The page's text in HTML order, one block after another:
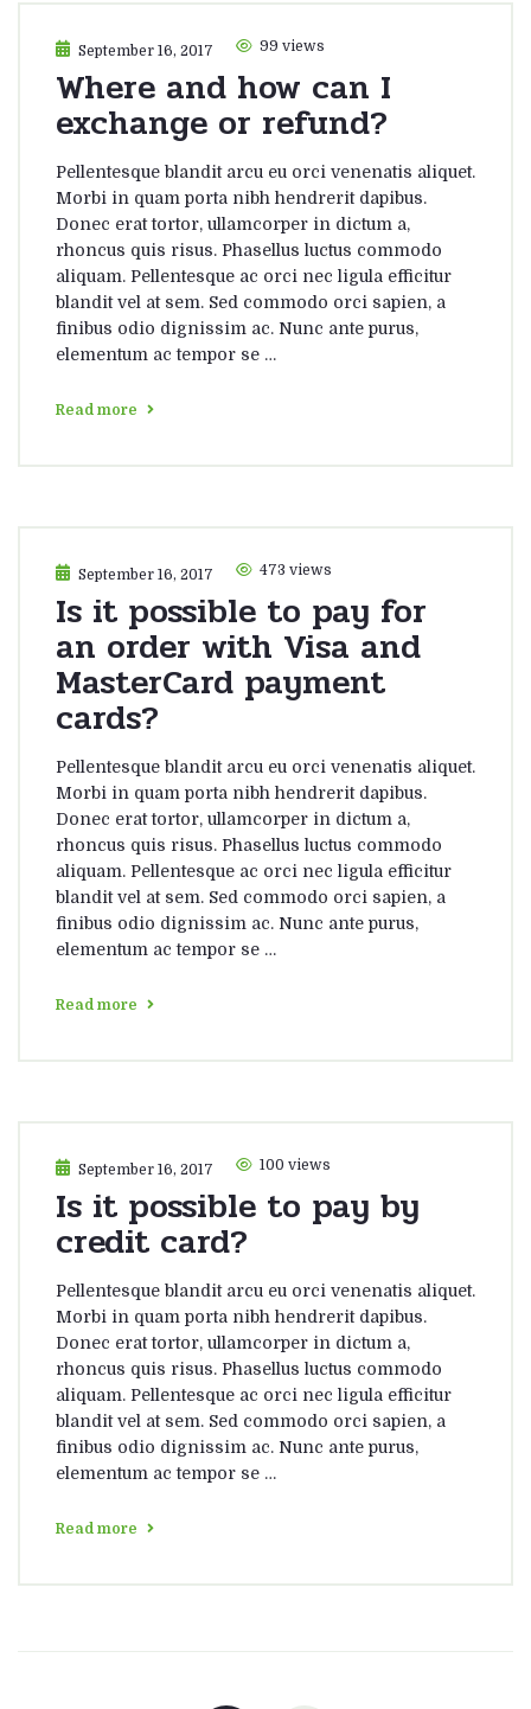
September 16, 2017 99 views
Where and how can I
exchange or refund?
Pellentesque blandit arcu eu orci venenatis aliquet.
Morbi in quam porta nibh hendrerit dapibus.
Donec erat tortor, ullamcorper in dictum a,
rhoncus quis risus. Phasellus luctus commodo
aliquam. Pellentesque ac orci nec ligula efficitur
blandit vel at sem. Sed commodo orci sapien, a
finibus odio dignissim ac. Nunc ante purus,
elementum ac tempor se …
Read more
September 16, 2017 473 views
Is it possible to pay for
an order with Visa and
MasterCard payment
cards?
Pellentesque blandit arcu eu orci venenatis aliquet.
Morbi in quam porta nibh hendrerit dapibus.
Donec erat tortor, ullamcorper in dictum a,
rhoncus quis risus. Phasellus luctus commodo
aliquam. Pellentesque ac orci nec ligula efficitur
blandit vel at sem. Sed commodo orci sapien, a
finibus odio dignissim ac. Nunc ante purus,
elementum ac tempor se …
Read more
September 16, 2017 100 views
Is it possible to pay by
credit card?
Pellentesque blandit arcu eu orci venenatis aliquet.
Morbi in quam porta nibh hendrerit dapibus.
Donec erat tortor, ullamcorper in dictum a,
rhoncus quis risus. Phasellus luctus commodo
aliquam. Pellentesque ac orci nec ligula efficitur
blandit vel at sem. Sed commodo orci sapien, a
finibus odio dignissim ac. Nunc ante purus,
elementum ac tempor se …
Read more